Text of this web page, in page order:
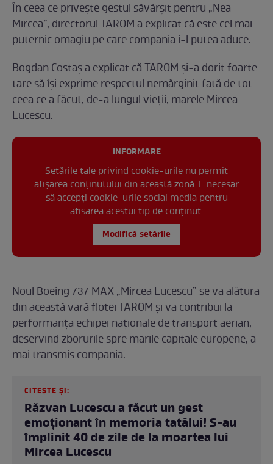
În ceea ce privește gestul săvârșit pentru „Nea
Mircea”, directorul TAROM a explicat că este cel mai
puternic omagiu pe care compania i-l putea aduce.
Bogdan Costaș a explicat că TAROM și-a dorit foarte
tare să își exprime respectul nemărginit față de tot
ceea ce a făcut, de-a lungul vieții, marele Mircea
Lucescu.
INFORMARE
Setările tale privind cookie-urile nu permit
afișarea conținutului din această zonă. E necesar
să accepți cookie-urile social media pentru
afisarea acestui tip de conținut.
Modifică setările
Noul Boeing 737 MAX „Mircea Lucescu” se va alătura
din această vară flotei TAROM și va contribui la
performanța echipei naționale de transport aerian,
deservind zborurile spre marile capitale europene, a
mai transmis compania.
CITEȘTE ȘI:
Răzvan Lucescu a făcut un gest
emoționant în memoria tatălui! S-au
împlinit 40 de zile de la moartea lui
Mircea Lucescu